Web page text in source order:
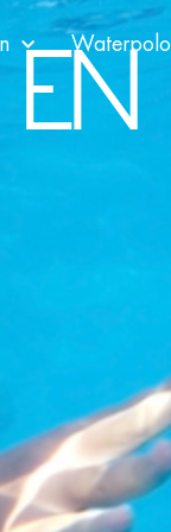
Waterpolo